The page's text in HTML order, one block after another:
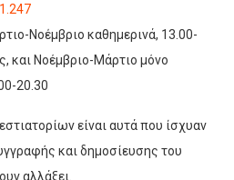
Νοέμβριο καθημερινά, 13.00-
και Νοέμβριο-Μάρτιο μόνο
20.30
είναι αυτά που ίσχυαν
και δημοσίευσης του
αλλάξει.